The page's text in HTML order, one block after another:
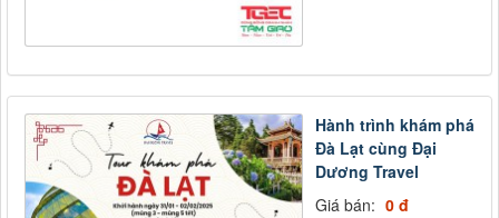
Hành trình khám phá
Đà Lạt cùng Đại
Dương Travel
Giá bán: 0 đ